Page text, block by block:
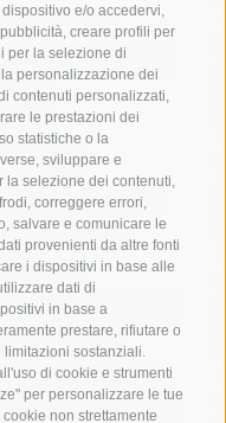
e/o accedervi,
creare profili per
per la selezione di
personalizzazione dei
contenuti personalizzati,
le prestazioni dei
statistiche o la
sviluppare e
selezione dei contenuti,
correggere errori,
salvare e comunicare le
provenienti da altre fonti
i dispositivi in base alle
dati di
in base a
prestare, rifiutare o
sostanziali.
di cookie e strumenti
per personalizzare le tue
non strettamente
arresto
capri
carabinieri
elezioni
costiera
incidente
massa lubrense
ordinanza
polizia municipale
sant'agnello
temporali
treni
vincenzo de luca